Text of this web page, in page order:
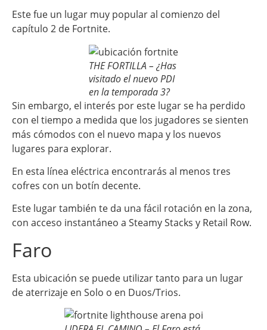
Este fue un lugar muy popular al comienzo del
capítulo 2 de Fortnite.
THE FORTILLA – ¿Has
visitado el nuevo PDI
en la temporada 3?
Sin embargo, el interés por este lugar se ha perdido
con el tiempo a medida que los jugadores se sienten
más cómodos con el nuevo mapa y los nuevos
lugares para explorar.
En esta línea eléctrica encontrarás al menos tres
cofres con un botín decente.
Este lugar también te da una fácil rotación en la zona,
con acceso instantáneo a Steamy Stacks y Retail Row.
Faro
Esta ubicación se puede utilizar tanto para un lugar
de aterrizaje en Solo o en Duos/Trios.